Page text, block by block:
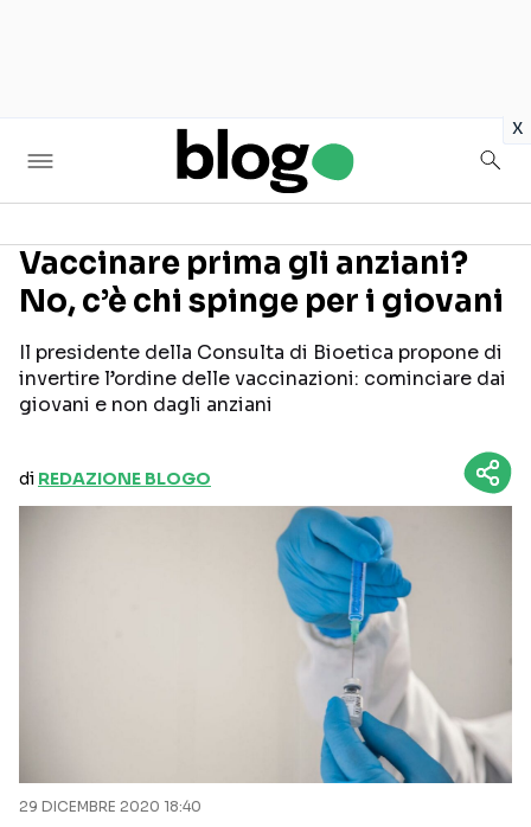
x
Seguici sui social
Vaccinare prima gli anziani?
No, c’è chi spinge per i giovani
Il presidente della Consulta di Bioetica propone di
invertire l’ordine delle vaccinazioni: cominciare dai
giovani e non dagli anziani
di REDAZIONE BLOGO
29 DICEMBRE 2020 18:40